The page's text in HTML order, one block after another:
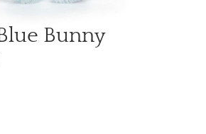
Bunny